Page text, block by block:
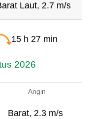
Laut, 2.7 m/s
15 h 27 min
2026
Angin
Barat, 2.3 m/s